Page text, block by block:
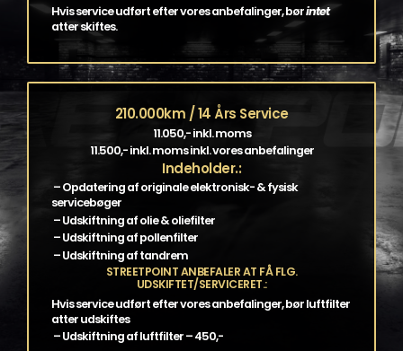
Hvis service udført efter vores anbefalinger, børintet
atter skiftes.
210.000km / 14 Års Service
11.050,- inkl. moms
11.500,- inkl. moms inkl. vores anbefalinger
Indeholder.:
– Opdatering af originale elektronisk- & fysisk
servicebøger
– Udskiftning af olie & oliefilter
– Udskiftning af pollenfilter
– Udskiftning af tandrem
STREETPOINT ANBEFALER AT FÅ FLG.
UDSKIFTET/SERVICERET.:
Hvis service udført efter vores anbefalinger, bør luftfilter
atter udskiftes
– Udskiftning af luftfilter – 450,-